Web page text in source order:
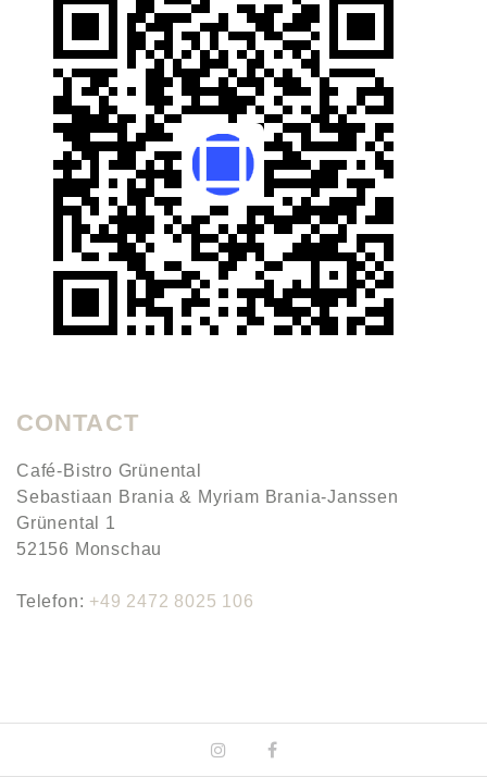
CONTACT
Café-Bistro Grünental
Sebastiaan Brania & Myriam Brania-Janssen
Grünental 1
52156 Monschau
Telefon: +49 2472 8025 106
InstagramFacebook